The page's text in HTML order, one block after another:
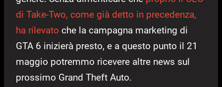
di Take-Two, come già detto in precedenza,
ha rilevato che la campagna marketing di
GTA 6 inizierà presto, e a questo punto il 21
maggio potremmo ricevere altre news sul
prossimo Grand Theft Auto.